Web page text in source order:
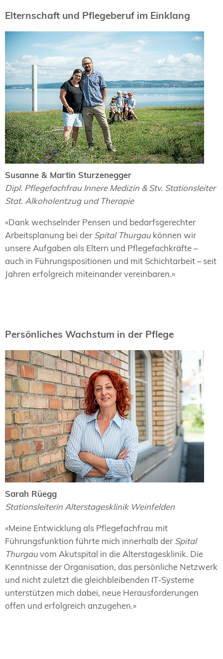
Elternschaft und Pflegeberuf im Einklang
Susanne & Martin Sturzenegger
Dipl. Pflegefachfrau Innere Medizin & Stv. Stationsleiter
Stat. Alkoholentzug und Therapie
«Dank wechselnder Pensen und bedarfsgerechter
Arbeitsplanung bei der Spital Thurgaukönnen wir
unsere Aufgaben als Eltern und Pflegefachkräfte –
auch in Führungspositionen und mit Schichtarbeit – seit
Jahren erfolgreich miteinander vereinbaren.»
Persönliches Wachstum in der Pflege
Sarah Rüegg
Stationsleiterin Alterstagesklinik Weinfelden
«Meine Entwicklung als Pflegefachfrau mit
Führungsfunktion führte mich innerhalb der Spital
Thurgauvom Akutspital in die Alterstagesklinik. Die
Kenntnisse der Organisation, das persönliche Netzwerk
und nicht zuletzt die gleichbleibenden IT-Systeme
unterstützen mich dabei, neue Herausforderungen
offen und erfolgreich anzugehen.»